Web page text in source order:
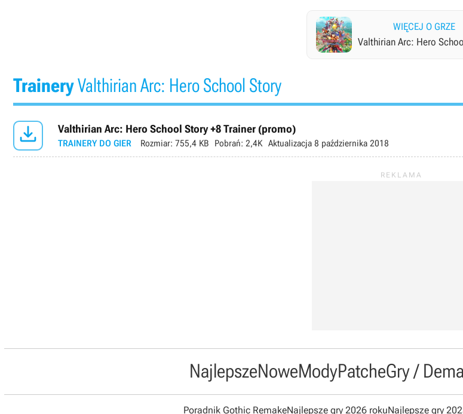
WIĘCEJ O GRZE
Valthirian Arc: Hero
TraineryValthirian Arc: Hero School Story
 Valthirian Arc: Hero School Story +8 Trainer (promo)
TRAINERY DO GIER Rozmiar: 755,4 KB Pobrań: 2,4K Aktualizacja 8 października 2018
NajlepszeNoweModyPatcheGry / Dema
Poradnik Gothic RemakeNajlepsze gry 2026 rokuNajlepsze gry